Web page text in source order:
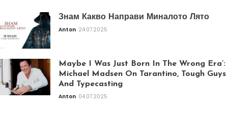
Знам Какво Направи Миналото Лято
Anton 24.07.2025
Maybe I Was Just Born In The Wrong Era’:
Michael Madsen On Tarantino, Tough Guys
And Typecasting
Anton 04.07.2025